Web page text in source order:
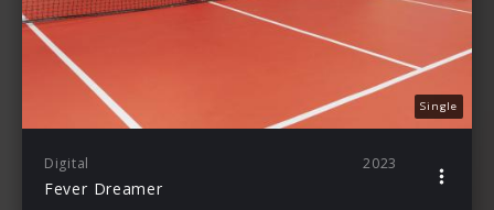
Single
Digital 2023
Fever Dreamer